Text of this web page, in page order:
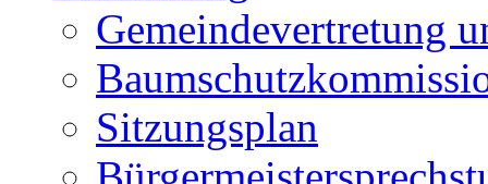
Gemeindevertretung
Sitzungsplan